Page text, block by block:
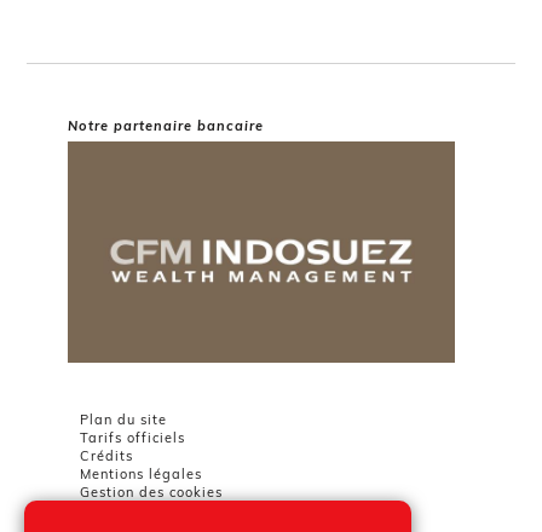
Notre partenaire bancaire
Plan du site
Tarifs officiels
Crédits
Mentions légales
Gestion des cookies